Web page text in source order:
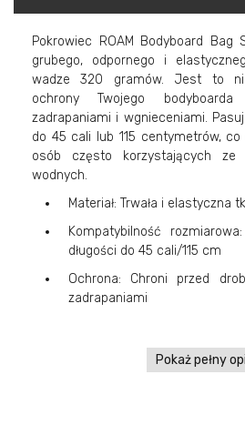
Pokrowiec ROAM Bodyboard
grubego, odpornego i
wadze 320 gramów. Jest to
ochrony Twojego
zadrapaniami i wgnieceniami.
do 45 cali lub 115 centymetrów,
osób często korzystających
wodnych.
Materiał: Trwała i
Kompatybilność
długości do 45 cali/115 cm
Ochrona: Chroni przed
zadrapaniami
Pokaż pełny